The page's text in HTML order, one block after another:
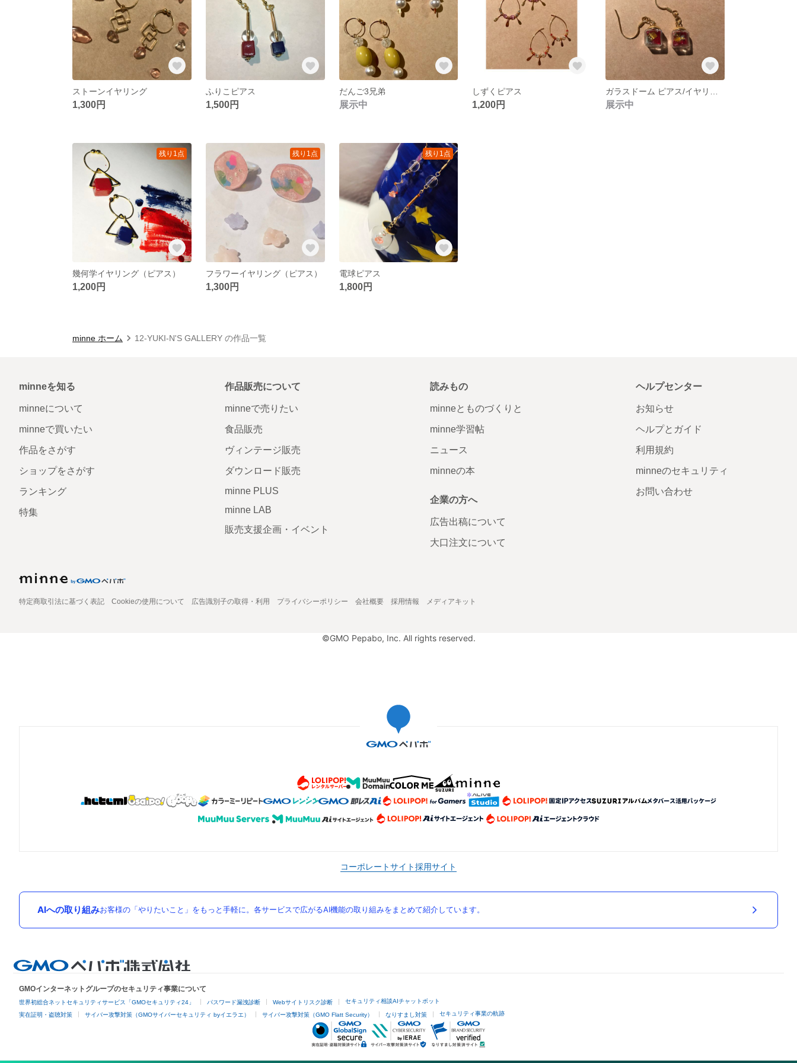
ストーンイヤリング
1,300円
ふりこピアス
1,500円
だんご3兄弟
展示中
しずくピアス
1,200円 展示中
残り1点
幾何学イヤリング（ピアス）
1,200円
残り1点
フラワーイヤリング（ピアス）
1,300円
残り1点
電球ピアス
1,800円
minne ホーム 12-YUKI-N'S GALLERY の作品一覧
minneを知る
minneについて
minneで買いたい
作品をさがす
ショップをさがす
ランキング
特集
作品販売について
minneで売りたい
食品販売
ヴィンテージ販売
ダウンロード販売
minne PLUS
minne LAB
販売支援企画・イベント
読みもの
minneとものづくりと
minne学習帖
ニュース
minneの本
企業の方へ
広告出稿について
大口注文について
ヘルプセンター
お知らせ
ヘルプとガイド
利用規約
minneのセキュリティ
お問い合わせ
特定商取引法に基づく表記 Cookieの使用について 広告識別子の取得・利用 プライバシーポリシー 会社概要 採用情報 メディアキット
©GMO Pepabo, Inc. All rights reserved.
コーポレートサイト採用サイト
AIへの取り組みお客様の「やりたいこと」をもっと手軽に。各サービスで広がるAI機能の取り組みをまとめて紹介しています。
GMOインターネットグループのセキュリティ事業について
世界初総合ネットセキュリティサービス「GMOセキュリティ24」 パスワード漏洩診断 Webサイトリスク診断 セキュリティ相談AIチャットボット
実在証明・盗聴対策 サイバー攻撃対策（GMOサイバーセキュリティ byイエラエ） サイバー攻撃対策（GMO Flatt Security） なりすまし対策 セキュリティ事業の軌跡